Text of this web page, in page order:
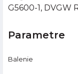
G5600-1, DVGW
Parametre
Balenie